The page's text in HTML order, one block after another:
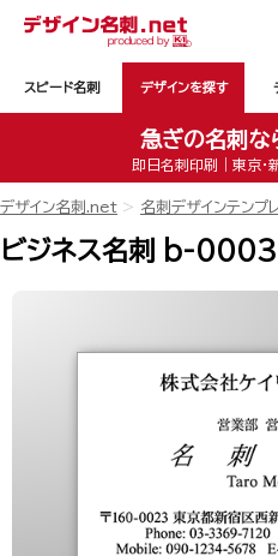
スピード名刺 デザインを探す
急ぎの名刺な
即日名刺印刷｜東京・
デザイン名刺.net 名刺デザインテンプ
ビジネス名刺 b-